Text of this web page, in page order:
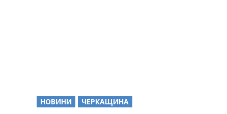
POSTED
IN
НОВИНИ ЧЕРКАЩИНА